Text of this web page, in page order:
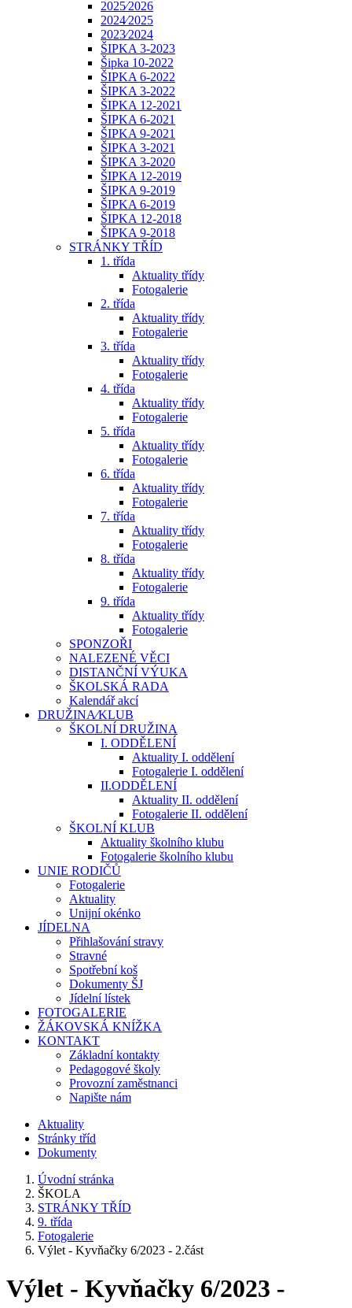
2025⁄2026
2024⁄2025
2023⁄2024
ŠIPKA 3-2023
Šipka 10-2022
ŠIPKA 6-2022
ŠIPKA 3-2022
ŠIPKA 12-2021
ŠIPKA 6-2021
ŠIPKA 9-2021
ŠIPKA 3-2021
ŠIPKA 3-2020
ŠIPKA 12-2019
ŠIPKA 9-2019
ŠIPKA 6-2019
ŠIPKA 12-2018
ŠIPKA 9-2018
STRÁNKY TŘÍD
1. třída
Aktuality třídy
Fotogalerie
2. třída
Aktuality třídy
Fotogalerie
3. třída
Aktuality třídy
Fotogalerie
4. třída
Aktuality třídy
Fotogalerie
5. třída
Aktuality třídy
Fotogalerie
6. třída
Aktuality třídy
Fotogalerie
7. třída
Aktuality třídy
Fotogalerie
8. třída
Aktuality třídy
Fotogalerie
9. třída
Aktuality třídy
Fotogalerie
SPONZOŘI
NALEZENÉ VĚCI
DISTANČNÍ VÝUKA
ŠKOLSKÁ RADA
Kalendář akcí
DRUŽINA⁄KLUB
ŠKOLNÍ DRUŽINA
I. ODDĚLENÍ
Aktuality I. oddělení
Fotogalerie I. oddělení
II.ODDĚLENÍ
Aktuality II. oddělení
Fotogalerie II. oddělení
ŠKOLNÍ KLUB
Aktuality školního klubu
Fotogalerie školního klubu
UNIE RODIČŮ
Fotogalerie
Aktuality
Unijní okénko
JÍDELNA
Přihlašování stravy
Stravné
Spotřební koš
Dokumenty ŠJ
Jídelní lístek
FOTOGALERIE
ŽÁKOVSKÁ KNÍŽKA
KONTAKT
Základní kontakty
Pedagogové školy
Provozní zaměstnanci
Napište nám
Aktuality
Stránky tříd
Dokumenty
Úvodní stránka
ŠKOLA
STRÁNKY TŘÍD
9. třída
Fotogalerie
Výlet - Kyvňačky 6/2023 - 2.část
Výlet - Kyvňačky 6/2023 -